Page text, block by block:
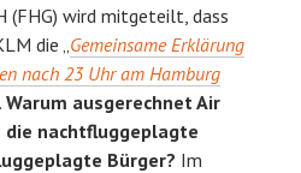
(FHG) wird mitgeteilt, dass
die „ Gemeinsame Erklärung
nach 23 Uhr am Hamburg
Warum ausgerechnet Air
die nachtfluggeplagte
Bürger? Im